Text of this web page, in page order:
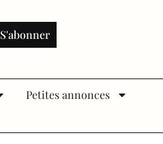
S'abonner
Petites annonces